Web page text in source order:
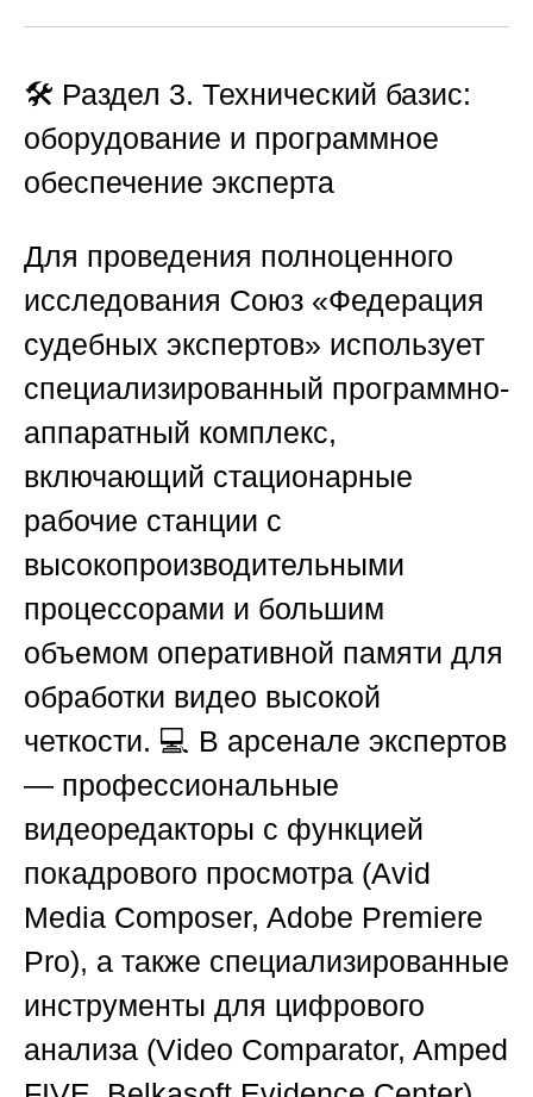
🛠️ Раздел 3. Технический базис:
оборудование и программное
обеспечение эксперта
Для проведения полноценного
исследования Союз «Федерация
судебных экспертов» использует
специализированный программно-
аппаратный комплекс,
включающий стационарные
рабочие станции с
высокопроизводительными
процессорами и большим
объемом оперативной памяти для
обработки видео высокой
четкости. 💻 В арсенале экспертов
— профессиональные
видеоредакторы с функцией
покадрового просмотра (Avid
Media Composer, Adobe Premiere
Pro), а также специализированные
инструменты для цифрового
анализа (Video Comparator, Amped